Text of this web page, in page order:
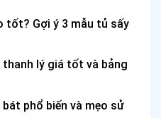
tốt? Gợi ý 3 mẫu tủ sấy
lý giá tốt và bảng
phổ biến và mẹo sử